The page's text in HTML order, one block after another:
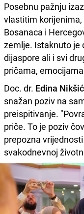
Posebnu pažnju
vlastitim
Bosanaca i
zemlje. Istaknuto je
dijaspore ali i svi
pričama,
Doc. dr. Edina
snažan poziv na
preispitivanje.
priče. To je poziv
prepozna
svakodnevnoj